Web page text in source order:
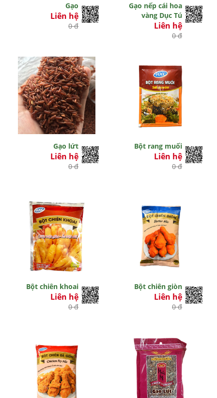
Gạo
Liên hệ
0 đ
Gạo nếp cái hoa
vàng Dục Tú
Liên hệ
0 đ
Gạo lứt
Liên hệ
0 đ
Bột rang muối
Liên hệ
0 đ
Bột chiên khoai
Liên hệ
0 đ
Bột chiên giòn
Liên hệ
0 đ